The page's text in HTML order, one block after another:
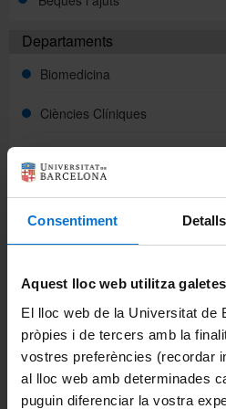
Consentiment Detalls
Aquest lloc web utilitza galetes
El lloc web de la Universitat de
pròpies i de tercers amb la
vostres preferències (recordar
al lloc web amb determinades
puguin diferenciar la vostra
La Facultat
Departaments
Biomedicina
Ciències Clíniques
Ciències Fisiològiques
Fonaments Clinics
Odontoestomatologia
Patologia i Terapèutica